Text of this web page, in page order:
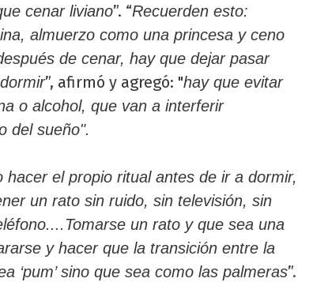
cenar liviano”. “Recuerden esto:
almuerzo como una princesa y ceno
de cenar, hay que dejar pasar
”, afirmó y agregó: "hay que evitar
o alcohol, que van a interferir
del sueño".
hacer el propio ritual antes de ir a dormir,
un rato sin ruido, sin televisión, sin
un rato y que sea una
y hacer que la transición entre la
‘pum’ sino que sea como las palmeras”.